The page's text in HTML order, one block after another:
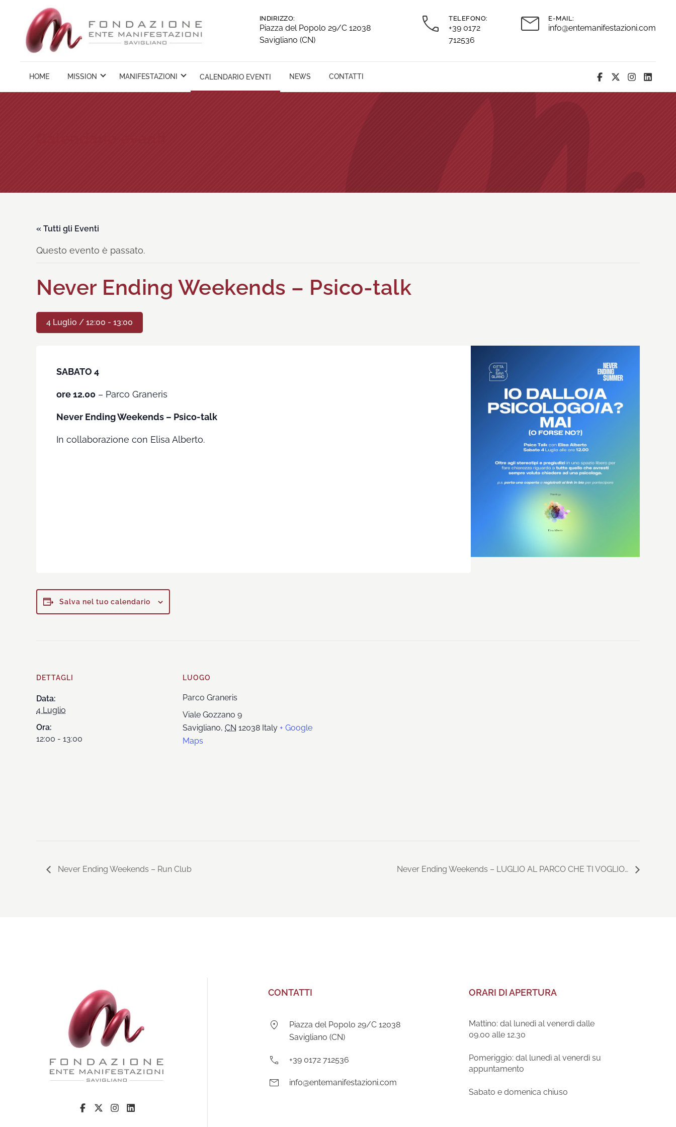
contenuti
INDIRIZZO:
Piazza del Popolo 29/C 12038
Savigliano (CN)
TELEFONO:
+39 0172
712536
E-MAIL:
info@entemanifestazioni.com
HOME MISSION MANIFESTAZIONI CALENDARIO EVENTI NEWS CONTATTI
« Tutti gli Eventi
Questo evento è passato.
Never Ending Weekends – Psico-talk
4 Luglio / 12:00 - 13:00
SABATO 4
ore 12.00 – Parco Graneris
Never Ending Weekends – Psico-talk
In collaborazione con Elisa Alberto.
Salva nel tuo calendario
DETTAGLI
Data:
4 Luglio
Ora:
12:00 - 13:00
LUOGO
Parco Graneris
Viale Gozzano 9
Savigliano, CN 12038 Italy + Google
Maps
Never Ending Weekends – Run Club Never Ending Weekends – LUGLIO AL PARCO CHE TI VOGLIO…
CONTATTI
Indirizzo:
Piazza del Popolo 29/C 12038
Savigliano (CN)
Telefono:
+39 0172 712536
E-
info@entemanifestazioni.com
ORARI DI APERTURA
Mattino: dal lunedì al venerdì dalle
09.00 alle 12.30
Pomeriggio: dal lunedì al venerdì su
appuntamento
Sabato e domenica chiuso